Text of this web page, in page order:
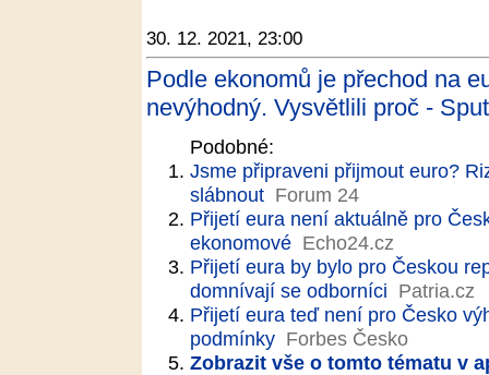
30. 12. 2021, 23:00
Podle ekonomů je přechod na
nevýhodný. Vysvětlili proč -
Podobné:
Jsme připraveni přijmout euro?
slábnout Forum 24
Přijetí eura není aktuálně pro
ekonomové Echo24.cz
Přijetí eura by bylo pro Českou
domnívají se odborníci Patria.cz
Přijetí eura teď není pro Česko
podmínky Forbes Česko
Zobrazit vše o tomto tématu v